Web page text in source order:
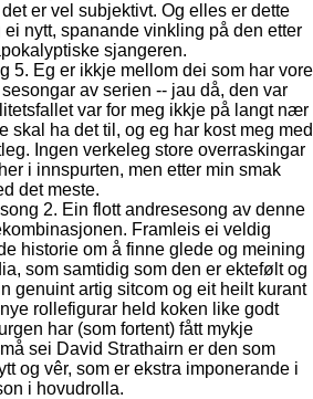
er vel subjektivt. Og elles er dette
nytt, spanande vinkling på den etter
sjangeren.
5. Eg er ikkje mellom dei som har vore
av serien -- jau då, den var
var for meg ikkje på langt nær
skal ha det til, og eg har kost meg med
Ingen verkeleg store overraskingar
i innspurten, men etter min smak
det meste.
2. Ein flott andresesong av denne
Framleis ei veldig
historie om å finne glede og meining
som samtidig som den er ektefølt og
genuint artig sitcom og eit heilt kurant
rollefigurar held koken like godt
har (som fortent) fått mykje
sei David Strathairn er den som
og vêr, som er ekstra imponerande i
i hovudrolla.